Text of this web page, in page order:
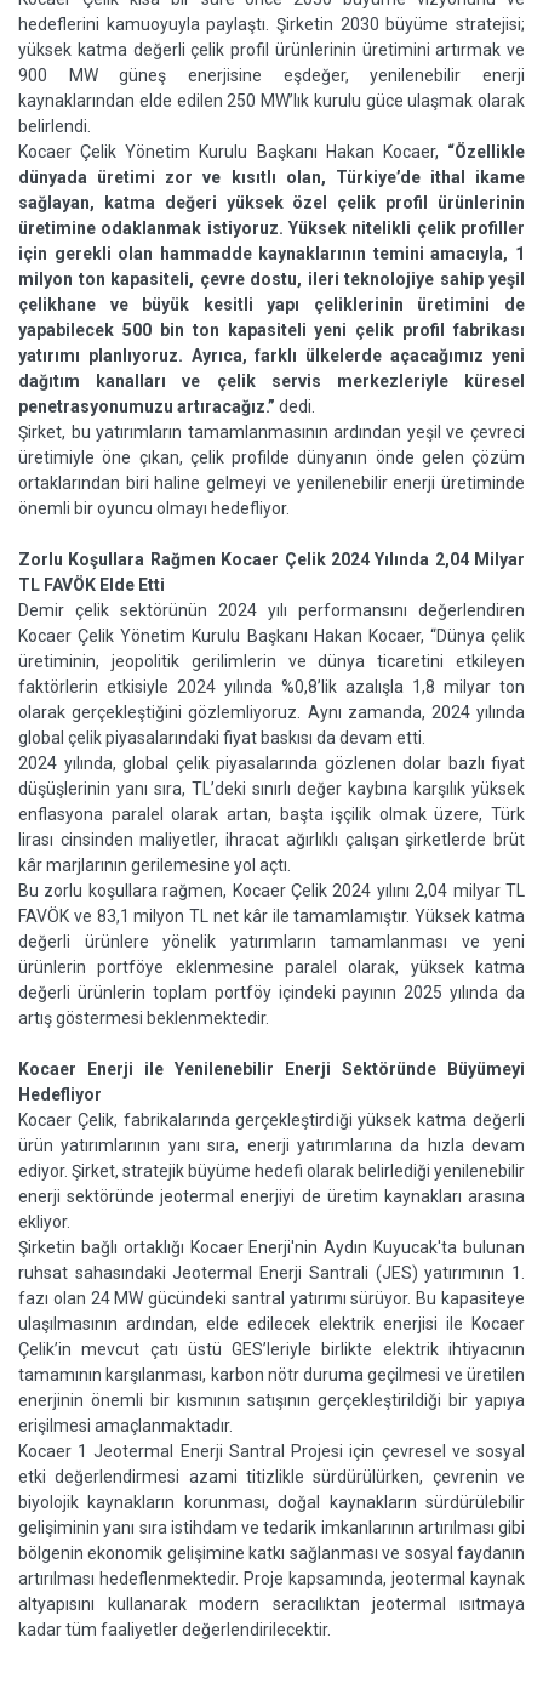
hedeflerini kamuoyuyla paylaştı. Şirketin 2030 büyüme stratejisi;
yüksek katma değerli çelik profil ürünlerinin üretimini artırmak ve
900 MW güneş enerjisine eşdeğer, yenilenebilir enerji
kaynaklarından elde edilen 250 MW’lık kurulu güce ulaşmak olarak
belirlendi.
Kocaer Çelik Yönetim Kurulu Başkanı Hakan Kocaer, “Özellikle
dünyada üretimi zor ve kısıtlı olan, Türkiye’de ithal ikame
sağlayan, katma değeri yüksek özel çelik profil ürünlerinin
üretimine odaklanmak istiyoruz. Yüksek nitelikli çelik profiller
için gerekli olan hammadde kaynaklarının temini amacıyla, 1
milyon ton kapasiteli, çevre dostu, ileri teknolojiye sahip yeşil
çelikhane ve büyük kesitli yapı çeliklerinin üretimini de
yapabilecek 500 bin ton kapasiteli yeni çelik profil fabrikası
yatırımı planlıyoruz. Ayrıca, farklı ülkelerde açacağımız yeni
dağıtım kanalları ve çelik servis merkezleriyle küresel
penetrasyonumuzu artıracağız.” dedi.
Şirket, bu yatırımların tamamlanmasının ardından yeşil ve çevreci
üretimiyle öne çıkan, çelik profilde dünyanın önde gelen çözüm
ortaklarından biri haline gelmeyi ve yenilenebilir enerji üretiminde
önemli bir oyuncu olmayı hedefliyor.
Zorlu Koşullara Rağmen Kocaer Çelik 2024 Yılında 2,04 Milyar
TL FAVÖK Elde Etti
Demir çelik sektörünün 2024 yılı performansını değerlendiren
Kocaer Çelik Yönetim Kurulu Başkanı Hakan Kocaer, “Dünya çelik
üretiminin, jeopolitik gerilimlerin ve dünya ticaretini etkileyen
faktörlerin etkisiyle 2024 yılında %0,8’lik azalışla 1,8 milyar ton
olarak gerçekleştiğini gözlemliyoruz. Aynı zamanda, 2024 yılında
global çelik piyasalarındaki fiyat baskısı da devam etti.
2024 yılında, global çelik piyasalarında gözlenen dolar bazlı fiyat
düşüşlerinin yanı sıra, TL’deki sınırlı değer kaybına karşılık yüksek
enflasyona paralel olarak artan, başta işçilik olmak üzere, Türk
lirası cinsinden maliyetler, ihracat ağırlıklı çalışan şirketlerde brüt
kâr marjlarının gerilemesine yol açtı.
Bu zorlu koşullara rağmen, Kocaer Çelik 2024 yılını 2,04 milyar TL
FAVÖK ve 83,1 milyon TL net kâr ile tamamlamıştır. Yüksek katma
değerli ürünlere yönelik yatırımların tamamlanması ve yeni
ürünlerin portföye eklenmesine paralel olarak, yüksek katma
değerli ürünlerin toplam portföy içindeki payının 2025 yılında da
artış göstermesi beklenmektedir.
Kocaer Enerji ile Yenilenebilir Enerji Sektöründe Büyümeyi
Hedefliyor
Kocaer Çelik, fabrikalarında gerçekleştirdiği yüksek katma değerli
ürün yatırımlarının yanı sıra, enerji yatırımlarına da hızla devam
ediyor. Şirket, stratejik büyüme hedefi olarak belirlediği yenilenebilir
enerji sektöründe jeotermal enerjiyi de üretim kaynakları arasına
ekliyor.
Şirketin bağlı ortaklığı Kocaer Enerji'nin Aydın Kuyucak'ta bulunan
ruhsat sahasındaki Jeotermal Enerji Santrali (JES) yatırımının 1.
fazı olan 24 MW gücündeki santral yatırımı sürüyor. Bu kapasiteye
ulaşılmasının ardından, elde edilecek elektrik enerjisi ile Kocaer
Çelik’in mevcut çatı üstü GES’leriyle birlikte elektrik ihtiyacının
tamamının karşılanması, karbon nötr duruma geçilmesi ve üretilen
enerjinin önemli bir kısmının satışının gerçekleştirildiği bir yapıya
erişilmesi amaçlanmaktadır.
Kocaer 1 Jeotermal Enerji Santral Projesi için çevresel ve sosyal
etki değerlendirmesi azami titizlikle sürdürülürken, çevrenin ve
biyolojik kaynakların korunması, doğal kaynakların sürdürülebilir
gelişiminin yanı sıra istihdam ve tedarik imkanlarının artırılması gibi
bölgenin ekonomik gelişimine katkı sağlanması ve sosyal faydanın
artırılması hedeflenmektedir. Proje kapsamında, jeotermal kaynak
altyapısını kullanarak modern seracılıktan jeotermal ısıtmaya
kadar tüm faaliyetler değerlendirilecektir.